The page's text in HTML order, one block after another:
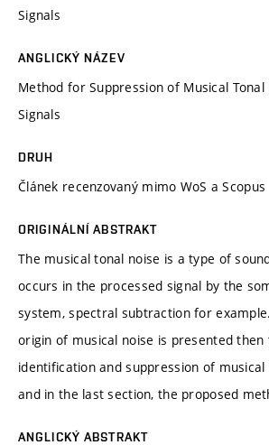
Signals
ANGLICKÝ NÁZEV
Method for Suppression of Musical Tonal
Signals
DRUH
Článek recenzovaný mimo WoS a Scopus
ORIGINÁLNÍ ABSTRAKT
The musical tonal noise is a type of
occurs in the processed signal by the
system, spectral subtraction for
origin of musical noise is presented
identification and suppression of
and in the last section, the proposed
ANGLICKÝ ABSTRAKT